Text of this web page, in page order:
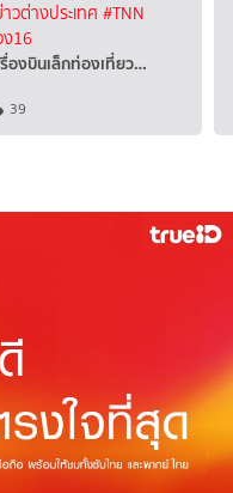
วต่างประเทศ #TNN
ง16
องบินเล็กท่องเที่ยว…
39